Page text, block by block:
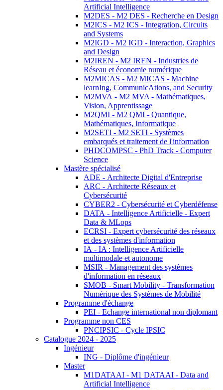
Artificial Intelligence
M2DES - M2 DES - Recherche en Design
M2ICS - M2 ICS - Integration, Circuits
and Systems
M2IGD - M2 IGD - Interaction, Graphics
and Design
M2IREN - M2 IREN - Industries de
Réseau et économie numérique
M2MICAS - M2 MICAS - Machine
learnIng, CommunicAtions, and Security
M2MVA - M2 MVA - Mathématiques,
Vision, Apprentissage
M2QMI - M2 QMI - Quantique,
Mathématiques, Informatique
M2SETI - M2 SETI - Systèmes
embarqués et traitement de l'information
PHDCOMPSC - PhD Track - Computer
Science
Mastère spécialisé
ADE - Architecte Digital d'Entreprise
ARC - Architecte Réseaux et
Cybersécurité
CYBER2 - Cybersécurité et Cyberdéfense
DATA - Intelligence Artificielle - Expert
Data & MLops
ECRSI - Expert cybersécurité des réseaux
et des systèmes d'information
IA - IA : Intelligence Artificielle
multimodale et autonome
MSIR - Management des systèmes
d'information en réseaux
SMOB - Smart Mobility - Transformation
Numérique des Systèmes de Mobilité
Programme d'échange
PEI - Echange international non diplomant
Programme non CES
PNCIPSIC - Cycle IPSIC
Catalogue 2024 - 2025
Ingénieur
ING - Diplôme d'ingénieur
Master
M1DATAAI - M1 DATAAI - Data and
Artificial Intelligence